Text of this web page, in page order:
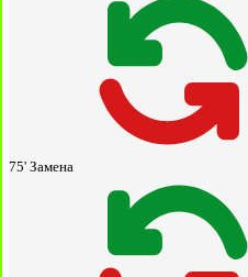
75' Замена